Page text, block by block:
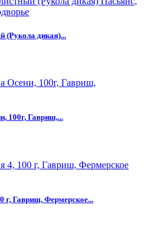
(Рукола дикая)...
100г, Гавриш,...
г, Гавриш, Фермерское...